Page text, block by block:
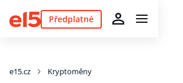
Předplatné
e15.cz Kryptoměny